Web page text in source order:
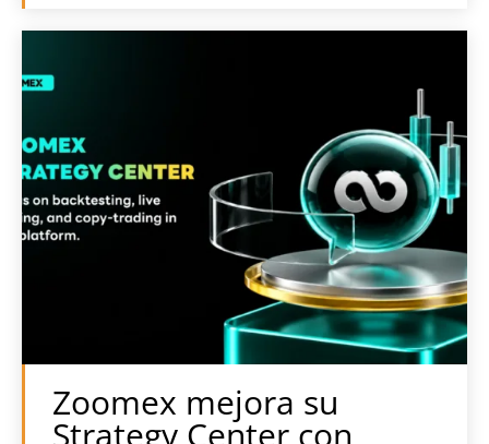
Zoomex mejora su
Strategy Center con